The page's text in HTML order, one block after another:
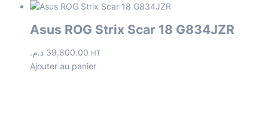
Asus ROG Strix Scar 18 G834JZR
39,800.00 د.م. HT
Ajouter au panier